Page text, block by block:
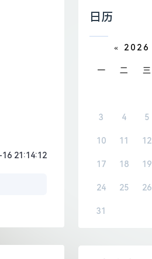
21:14:12
日历
« 2026
一 二 三
3 4 5
10 11 12
17 18 19
24 25 26
31